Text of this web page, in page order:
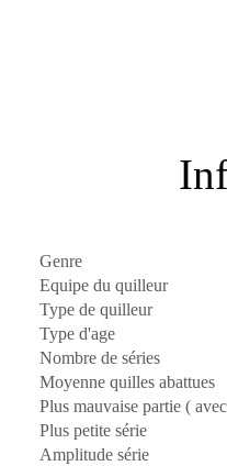
Genre
Equipe du quilleur
Type de quilleur
Type d'age
Nombre de séries
Moyenne quilles abattues
Plus mauvaise partie (
Plus petite série
Amplitude série